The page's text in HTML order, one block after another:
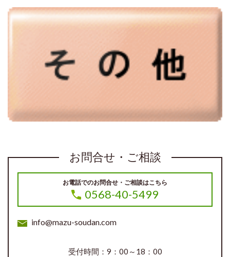
お問合せ・ご相談
お電話でのお問合せ・ご相談はこちら
0568-40-5499
info@mazu-soudan.com
受付時間：9：00～18：00